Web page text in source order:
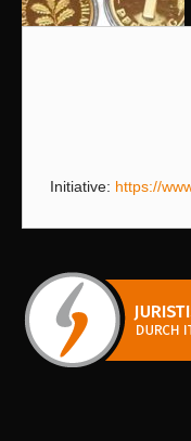
Initiative: https://